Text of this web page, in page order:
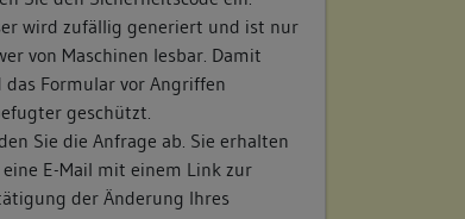
wird zufällig generiert und ist nur
von Maschinen lesbar. Damit
das Formular vor Angriffen
geschützt.
Sie die Anfrage ab. Sie erhalten
E-Mail mit einem Link zur
der Änderung Ihres